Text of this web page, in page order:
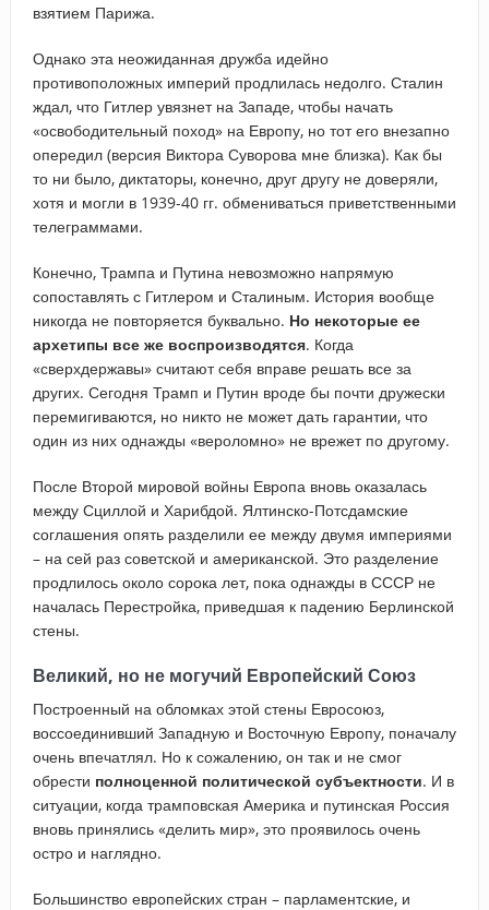
взятием Парижа.
Однако эта неожиданная дружба идейно
противоположных империй продлилась недолго. Сталин
ждал, что Гитлер увязнет на Западе, чтобы начать
«освободительный поход» на Европу, но тот его внезапно
опередил (версия Виктора Суворова мне близка). Как бы
то ни было, диктаторы, конечно, друг другу не доверяли,
хотя и могли в 1939-40 гг. обмениваться приветственными
телеграммами.
Конечно, Трампа и Путина невозможно напрямую
сопоставлять с Гитлером и Сталиным. История вообще
никогда не повторяется буквально. Но некоторые ее
архетипы все же воспроизводятся. Когда
«сверхдержавы» считают себя вправе решать все за
других. Сегодня Трамп и Путин вроде бы почти дружески
перемигиваются, но никто не может дать гарантии, что
один из них однажды «вероломно» не врежет по другому.
После Второй мировой войны Европа вновь оказалась
между Сциллой и Харибдой. Ялтинско-Потсдамские
соглашения опять разделили ее между двумя империями
– на сей раз советской и американской. Это разделение
продлилось около сорока лет, пока однажды в СССР не
началась Перестройка, приведшая к падению Берлинской
стены.
Великий, но не могучий Европейский Союз
Построенный на обломках этой стены Евросоюз,
воссоединивший Западную и Восточную Европу, поначалу
очень впечатлял. Но к сожалению, он так и не смог
обрести полноценной политической субъектности. И в
ситуации, когда трамповская Америка и путинская Россия
вновь принялись «делить мир», это проявилось очень
остро и наглядно.
Большинство европейских стран – парламентские, и